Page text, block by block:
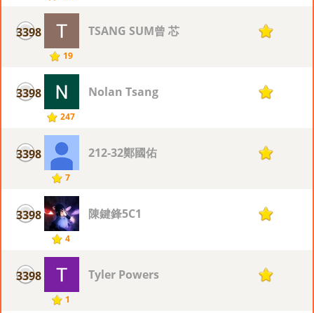
3398
19
TSANG SUM曾 芯 1
3398
247
Nolan Tsang 1
3398
7
212-32鄭國佑 1
3398
4
陳鍵鋒5C1 1
3398
1
Tyler Powers 1